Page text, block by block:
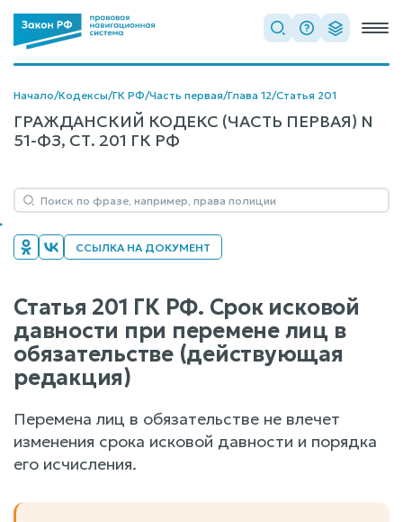
Начало/Кодексы/ГК РФ/Часть первая/Глава 12/Статья 201
ГРАЖДАНСКИЙ КОДЕКС (ЧАСТЬ ПЕРВАЯ) N
51-ФЗ, СТ. 201 ГК РФ
ССЫЛКА НА ДОКУМЕНТ
Статья 201 ГК РФ. Срок исковой
давности при перемене лиц в
обязательстве (действующая
редакция)
Перемена лиц в обязательстве не влечет
изменения срока исковой давности и порядка
его исчисления.